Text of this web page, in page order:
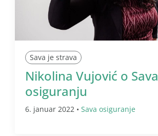
Sava je strava
Nikolina Vujović o Sava
osiguranju
6. januar 2022 • Sava osiguranje